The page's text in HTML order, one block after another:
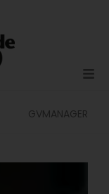
GVMANAGER